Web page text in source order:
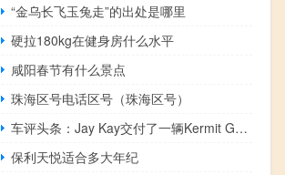
“金乌长飞玉兔走”的出处是哪里
硬拉180kg在健身房什么水平
咸阳春节有什么景点
珠海区号电话区号（珠海区号）
车评头条：Jay Kay交付了一辆Kermit Green Ferrari LaFerrari
保利天悦适合多大年纪